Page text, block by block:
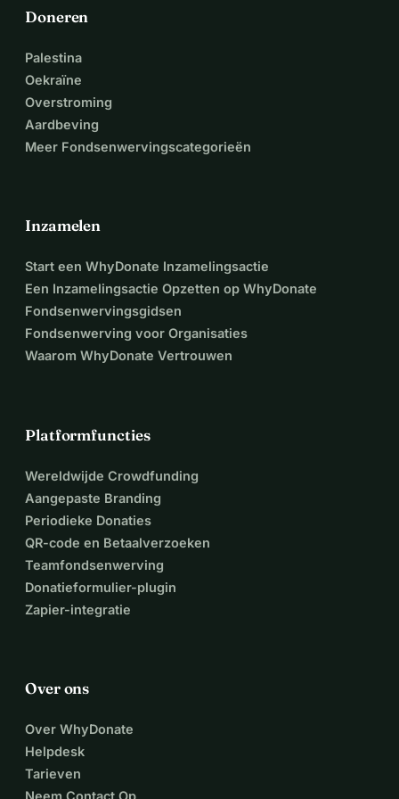
Doneren
Palestina
Oekraïne
Overstroming
Aardbeving
Meer Fondsenwervingscategorieën
Inzamelen
Start een WhyDonate Inzamelingsactie
Een Inzamelingsactie Opzetten op WhyDonate
Fondsenwervingsgidsen
Fondsenwerving voor Organisaties
Waarom WhyDonate Vertrouwen
Platformfuncties
Wereldwijde Crowdfunding
Aangepaste Branding
Periodieke Donaties
QR-code en Betaalverzoeken
Teamfondsenwerving
Donatieformulier-plugin
Zapier-integratie
Over ons
Over WhyDonate
Helpdesk
Tarieven